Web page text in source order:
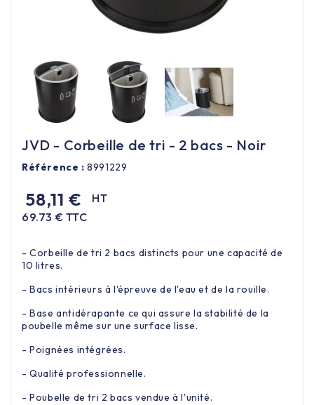
Les nouveaux produits
JVD - Corbeille de tri - 2 bacs - Noir
Référence : 8991229
58,11 €
HT
69.73 € TTC
- Corbeille de tri 2 bacs distincts pour une capacité de
10 litres.
- Bacs intérieurs à l'épreuve de l'eau et de la rouille.
- Base antidérapante ce qui assure la stabilité de la
poubelle même sur une surface lisse.
- Poignées intégrées.
- Qualité professionnelle.
- Poubelle de tri 2 bacs vendue à l'unité.